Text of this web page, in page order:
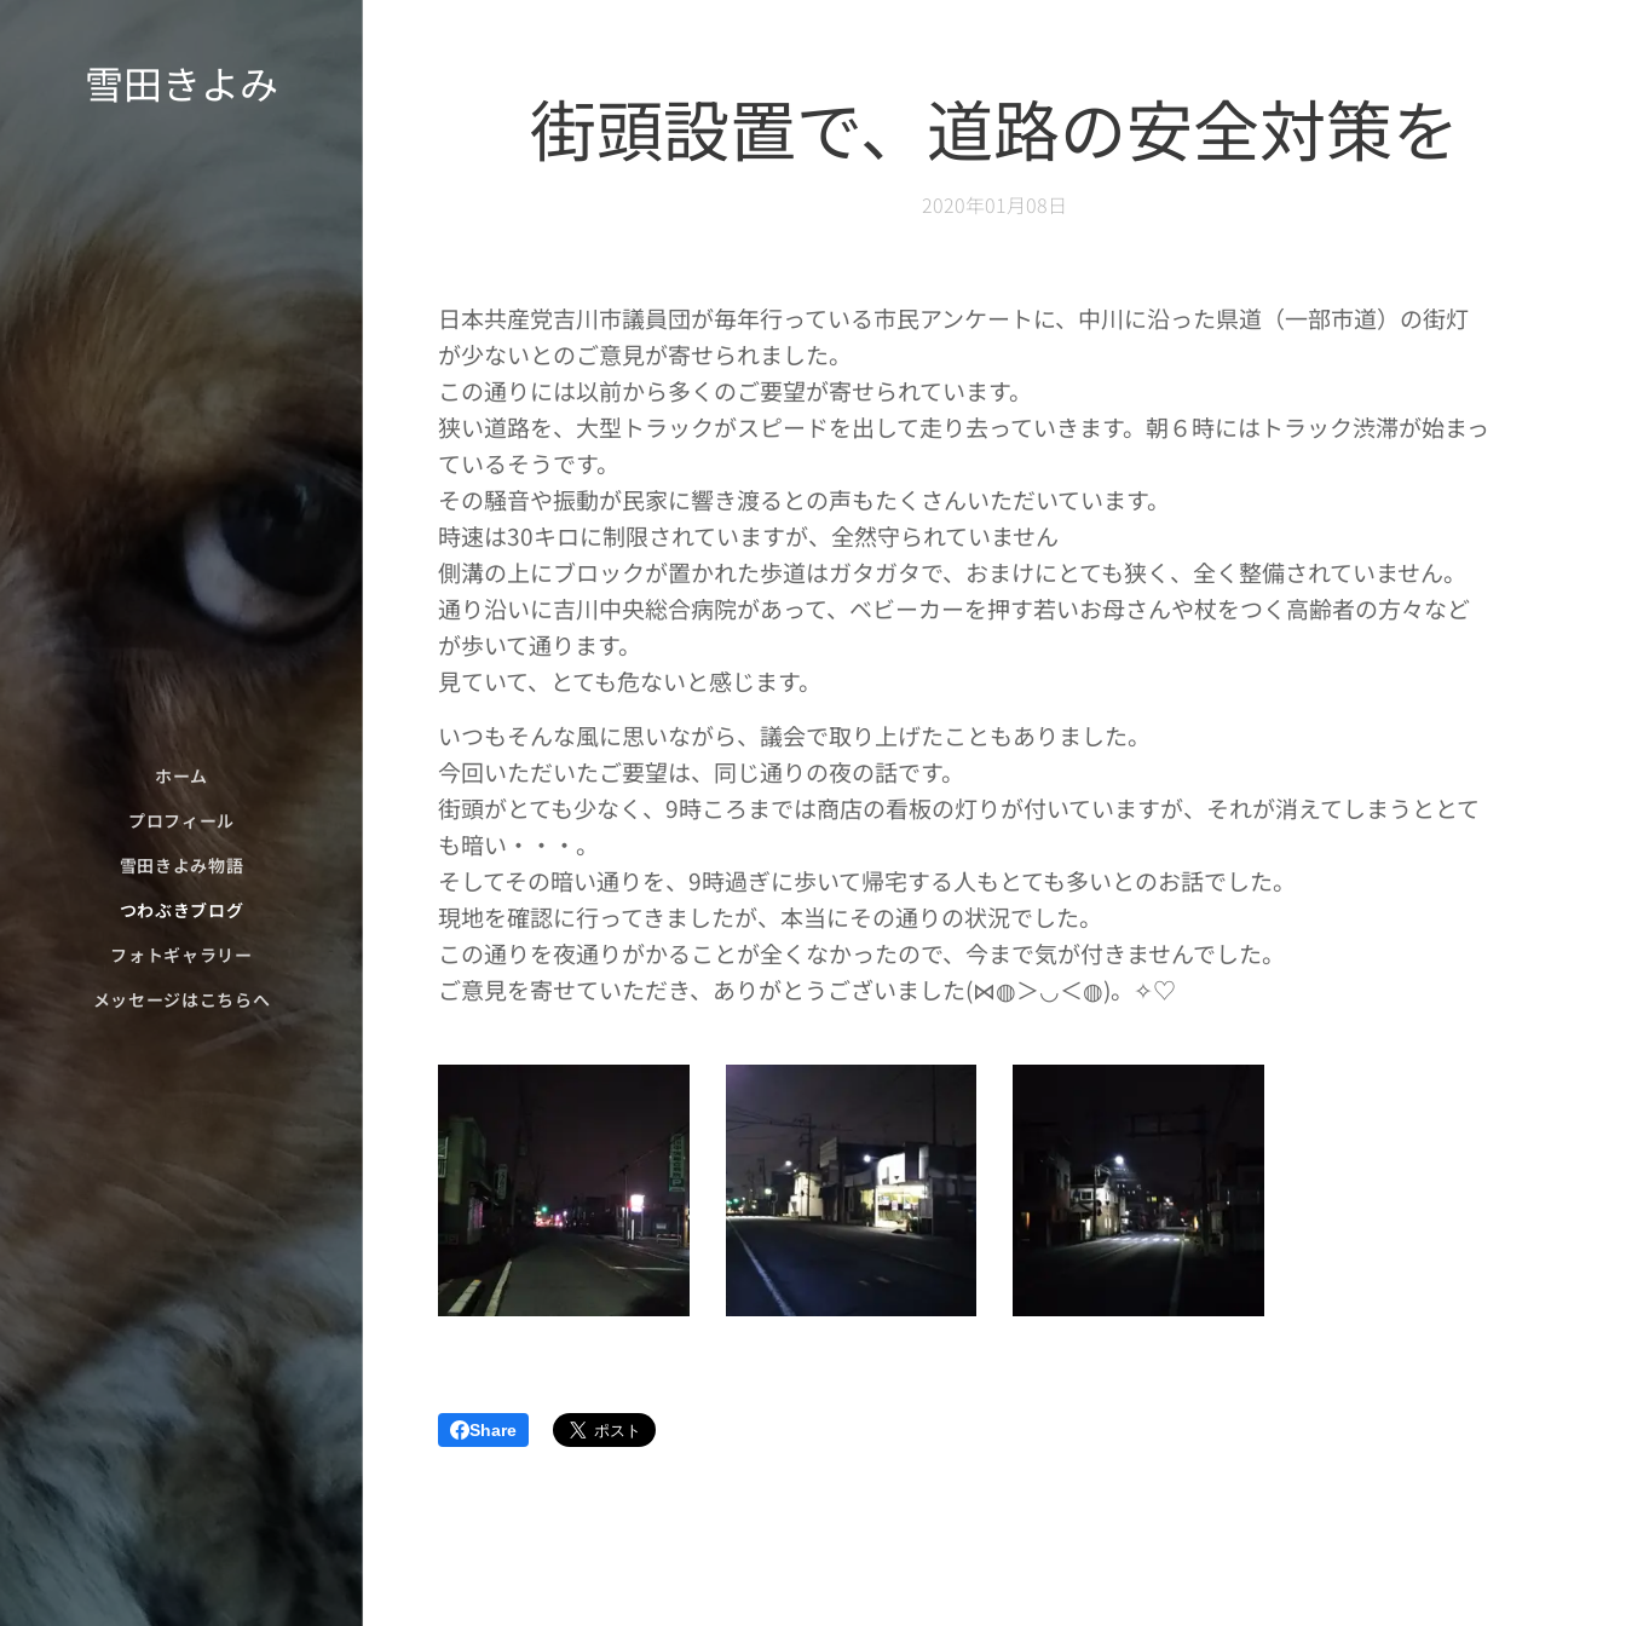
雪田きよみ
ホーム
プロフィール
雪田きよみ物語
つわぶきブログ
フォトギャラリー
メッセージはこちらへ
街頭設置で、道路の安全対策を
2020年01月08日
日本共産党吉川市議員団が毎年行っている市民アンケートに、中川に沿った県道（一部市道）の街灯
が少ないとのご意見が寄せられました。
この通りには以前から多くのご要望が寄せられています。
狭い道路を、大型トラックがスピードを出して走り去っていきます。朝６時にはトラック渋滞が始まっ
ているそうです。
その騒音や振動が民家に響き渡るとの声もたくさんいただいています。
時速は30キロに制限されていますが、全然守られていません
側溝の上にブロックが置かれた歩道はガタガタで、おまけにとても狭く、全く整備されていません。
通り沿いに吉川中央総合病院があって、ベビーカーを押す若いお母さんや杖をつく高齢者の方々など
が歩いて通ります。
見ていて、とても危ないと感じます。
いつもそんな風に思いながら、議会で取り上げたこともありました。
今回いただいたご要望は、同じ通りの夜の話です。
街頭がとても少なく、9時ころまでは商店の看板の灯りが付いていますが、それが消えてしまうととて
も暗い・・・。
そしてその暗い通りを、9時過ぎに歩いて帰宅する人もとても多いとのお話でした。
現地を確認に行ってきましたが、本当にその通りの状況でした。
この通りを夜通りがかることが全くなかったので、今まで気が付きませんでした。
ご意見を寄せていただき、ありがとうございました(⋈◍＞◡＜◍)。✧♡
Share